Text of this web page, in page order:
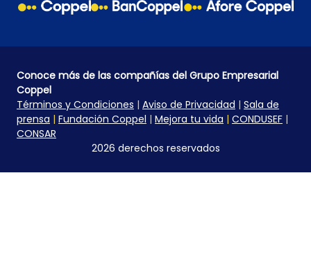
Conoce más de las compañías del Grupo Empresarial
Coppel
Términos y Condiciones | Aviso de Privacidad | Sala de
prensa | Fundación Coppel | Mejora tu vida | CONDUSEF |
CONSAR
2026 derechos reservados